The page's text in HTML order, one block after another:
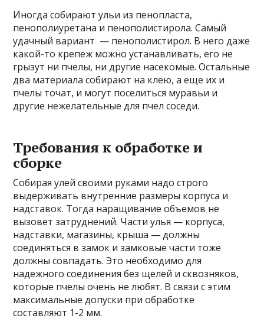
Иногда собирают ульи из пенопласта,
пенополиуретана и пенополистирола. Самый
удачный вариант — пенополистирол. В него даже
какой-то крепеж можно устанавливать, его не
грызут ни пчелы, ни другие насекомые. Остальные
два материала собирают на клею, а еще их и
пчелы точат, и могут поселиться муравьи и
другие нежелательные для пчел соседи.
Требования к обработке и
сборке
Собирая улей своими руками надо строго
выдерживать внутренние размеры корпуса и
надставок. Тогда наращивание объемов не
вызовет затруднений. Части улья — корпуса,
надставки, магазины, крыша — должны
соединяться в замок и замковые части тоже
должны совпадать. Это необходимо для
надежного соединения без щелей и сквозняков,
которые пчелы очень не любят. В связи с этим
максимальные допуски при обработке
составляют 1-2 мм.